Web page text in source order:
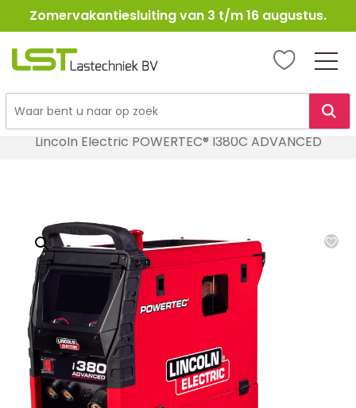
Ga
naar
Zomervakantiesluiting van 3 t/m 16 augustus.
LST
Lasapparatuur
Lincoln Electric POWERTEC® I380C ADVANCED